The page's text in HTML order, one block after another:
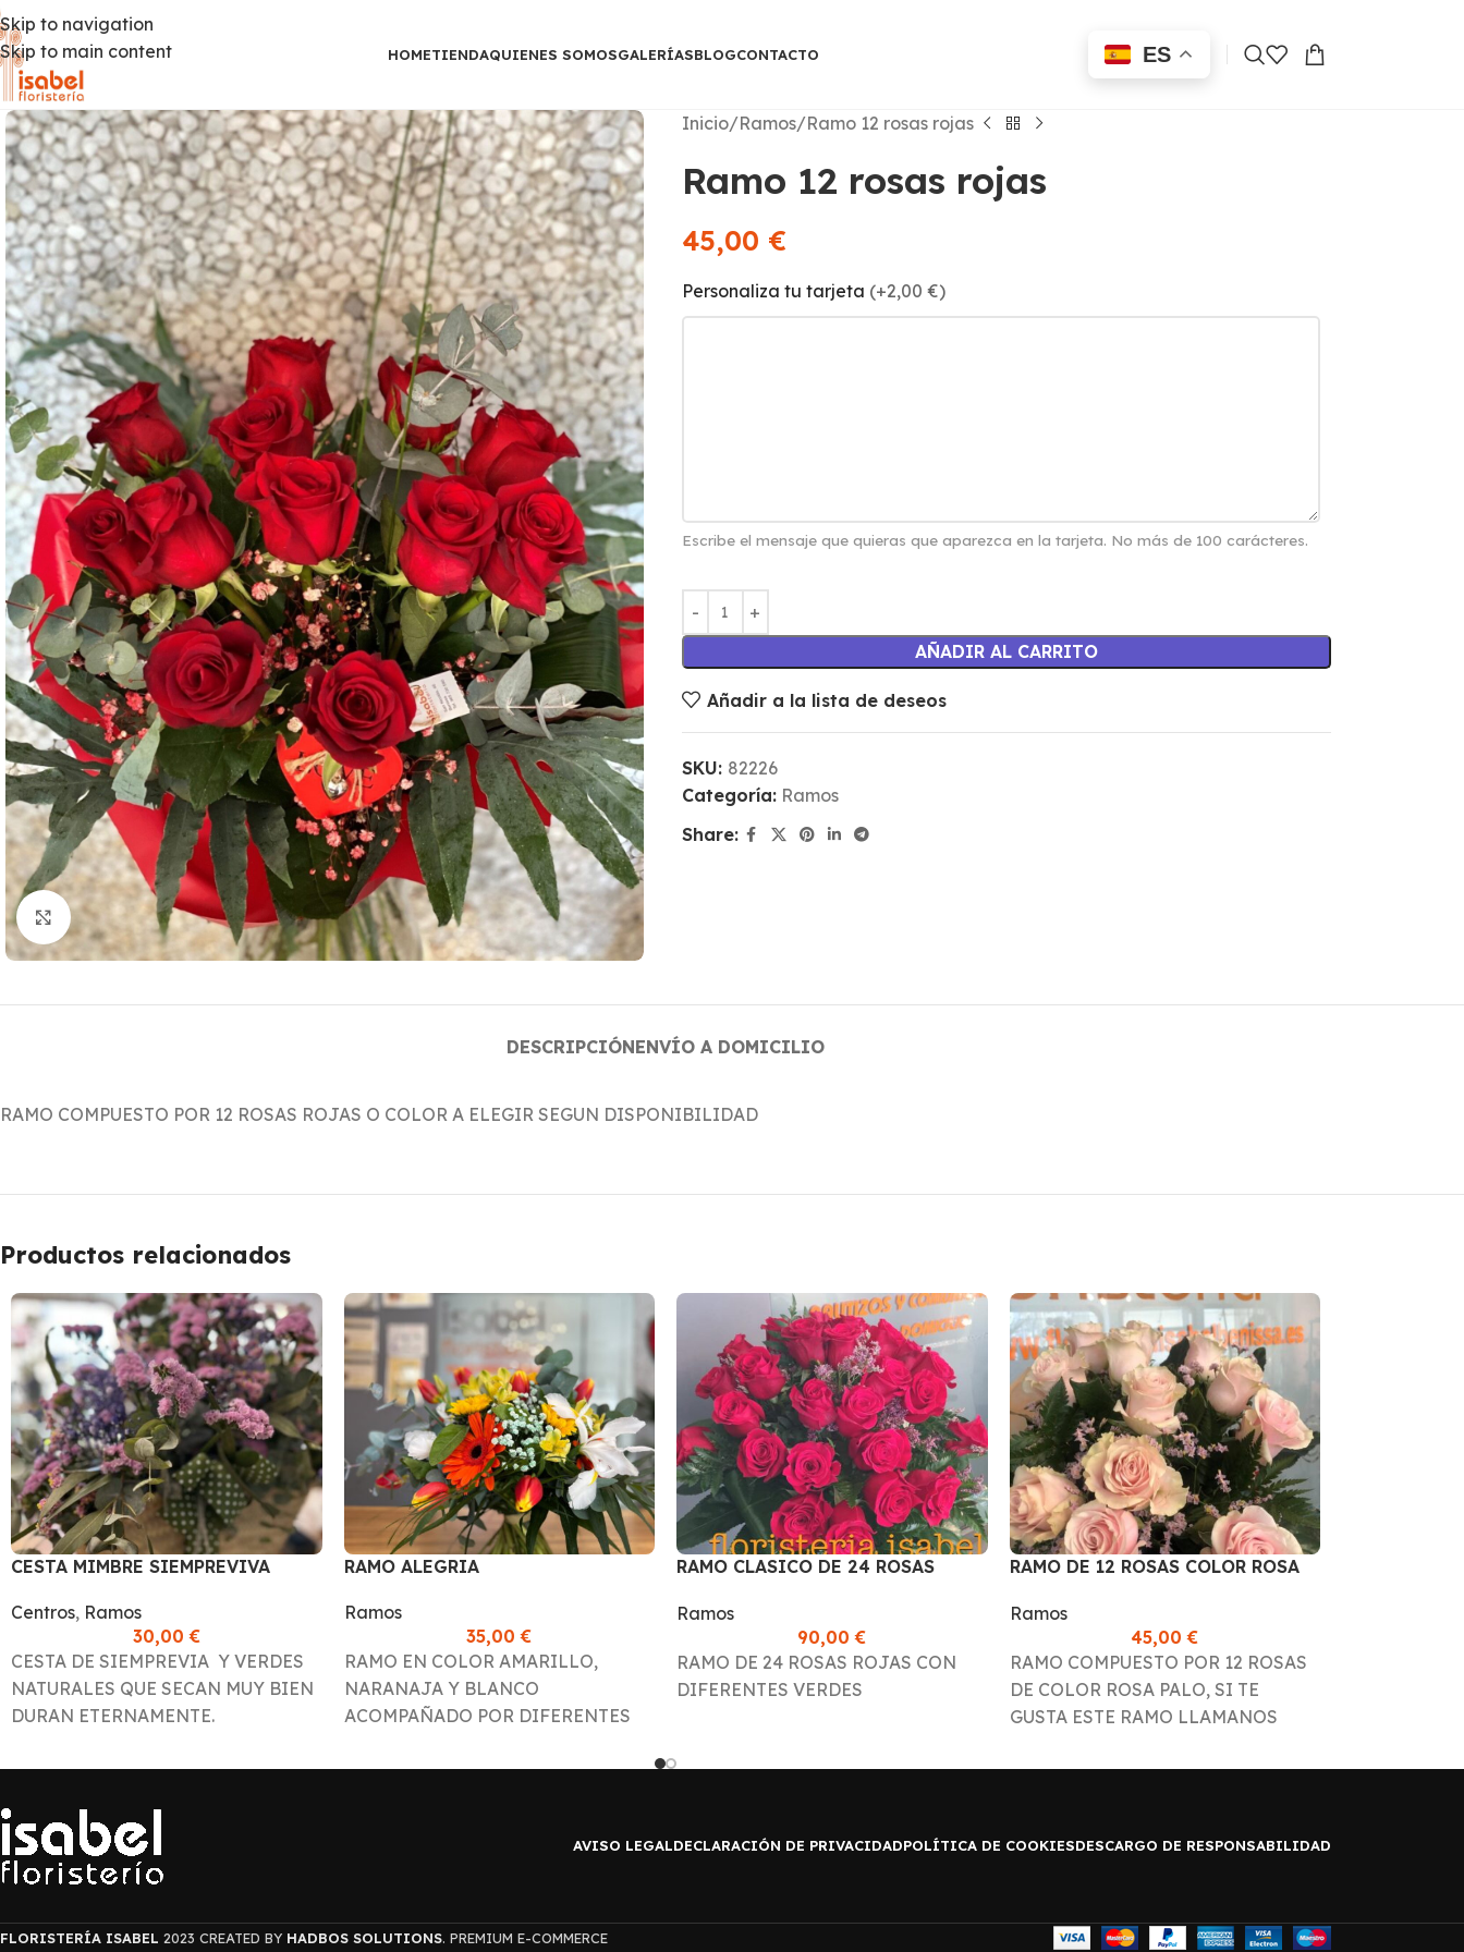
Skip to navigation
Skip to main content
HOMETIENDAQUIENES SOMOSGALERÍASBLOGCONTACTO ES
Clic para ampliar
Inicio Ramos Ramo 12 rosas rojas
Ramo 12 rosas rojas
45,00 €
Personaliza tu tarjeta (+2,00 €)
Escribe el mensaje que quieras que aparezca en la tarjeta. No más de 100 carácteres.
AÑADIR AL CARRITO
Añadir a la lista de deseos
SKU: 82226
Categoría: Ramos
Share:
DESCRIPCIÓNENVÍO A DOMICILIO
RAMO COMPUESTO POR 12 ROSAS ROJAS O COLOR A ELEGIR SEGUN DISPONIBILIDAD
Productos relacionados
CESTA MIMBRE SIEMPREVIVA
Centros, Ramos
30,00€
CESTA DE SIEMPREVIA Y VERDES
NATURALES QUE SECAN MUY BIEN
DURAN ETERNAMENTE.
RAMO ALEGRIA
Ramos
35,00€
RAMO EN COLOR AMARILLO,
NARANAJA Y BLANCO
ACOMPAÑADO POR DIFERENTES
RAMO CLASICO DE 24 ROSAS
Ramos
90,00€
RAMO DE 24 ROSAS ROJAS CON
DIFERENTES VERDES
RAMO DE 12 ROSAS COLOR ROSA
Ramos
45,00€
RAMO COMPUESTO POR 12 ROSAS
DE COLOR ROSA PALO, SI TE
GUSTA ESTE RAMO LLAMANOS
DISPONIBILIDAD.
AVISO LEGALDECLARACIÓN DE PRIVACIDADPOLÍTICA DE COOKIESDESCARGO DE RESPONSABILIDAD
FLORISTERÍA ISABEL 2023 CREATED BY HADBOS SOLUTIONS. PREMIUM E-COMMERCE